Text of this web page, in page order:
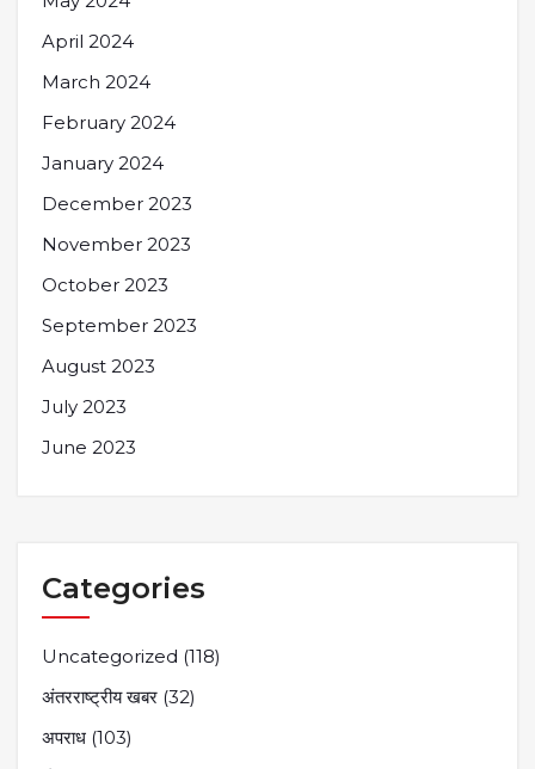
April 2024
March 2024
February 2024
January 2024
December 2023
November 2023
October 2023
September 2023
August 2023
July 2023
June 2023
Categories
Uncategorized (118)
अंतरराष्ट्रीय खबर (32)
अपराध (103)